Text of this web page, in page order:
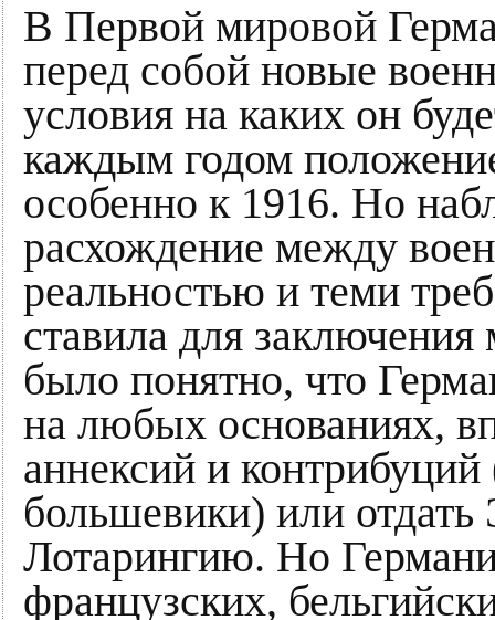
В Первой мировой
перед собой новые
условия на каких он
каждым годом
особенно к 1916. Но
расхождение между
реальностью и теми
ставила для
было понятно, что
на любых основаниях,
аннексий и
большевики) или отдать
Лотарингию. Но
французских,